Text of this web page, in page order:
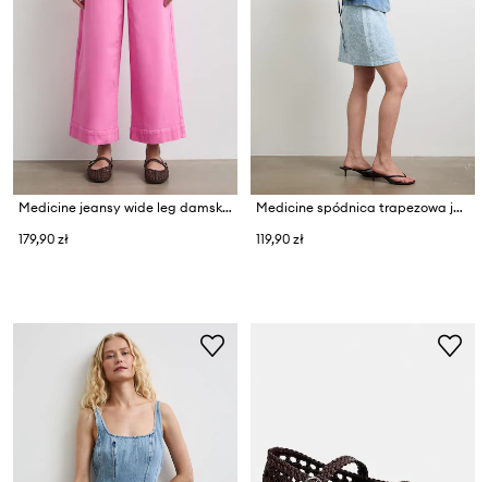
Medicine jeansy wide leg damskie
179,90 zł
Medicine spódnica trapezowa jeansowa
119,90 zł